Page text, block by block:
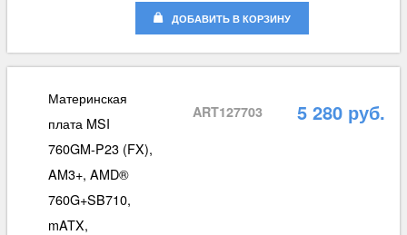
ДОБАВИТЬ В КОРЗИНУ
Материнская
плата MSI
760GM-P23 (FX),
AM3+, AMD®
760G+SB710,
mATX,
ART127703 5 280 руб.